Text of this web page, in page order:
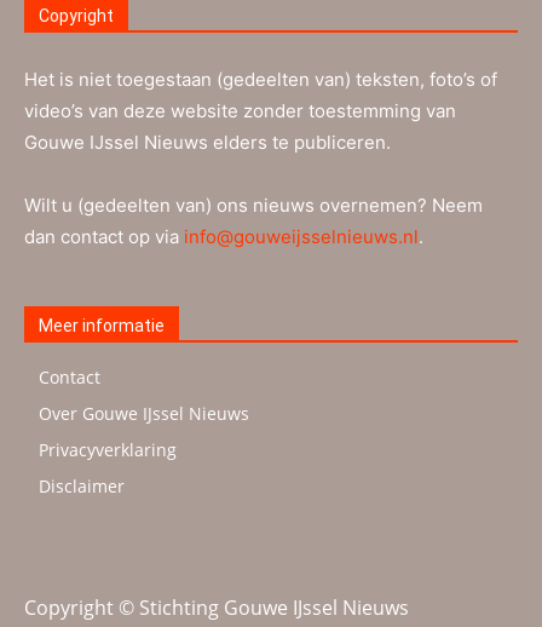
Copyright
Het is niet toegestaan (gedeelten van) teksten, foto’s of
video’s van deze website zonder toestemming van
Gouwe IJssel Nieuws elders te publiceren.
Wilt u (gedeelten van) ons nieuws overnemen? Neem
dan contact op via info@gouweijsselnieuws.nl.
Meer informatie
Contact
Over Gouwe IJssel Nieuws
Privacyverklaring
Disclaimer
Copyright © Stichting Gouwe IJssel Nieuws